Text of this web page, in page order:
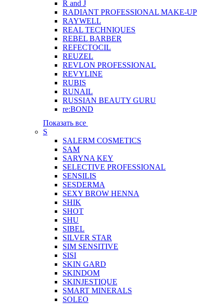
R and J
RADIANT PROFESSIONAL MAKE-UP
RAYWELL
REAL TECHNIQUES
REBEL BARBER
REFECTOCIL
REUZEL
REVLON PROFESSIONAL
REVYLINE
RUBIS
RUNAIL
RUSSIAN BEAUTY GURU
re:BOND
Показать все
S
SALERM COSMETICS
SAM
SARYNA KEY
SELECTIVE PROFESSIONAL
SENSILIS
SESDERMA
SEXY BROW HENNA
SHIK
SHOT
SHU
SIBEL
SILVER STAR
SIM SENSITIVE
SISI
SKIN GARD
SKINDOM
SKINJESTIQUE
SMART MINERALS
SOLEO